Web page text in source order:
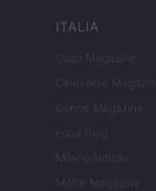
ITALIA
Casa Magazine
Cineverse Magazine
Donne Magazine
Food Blog
Milano Notizie
Motor Magazine